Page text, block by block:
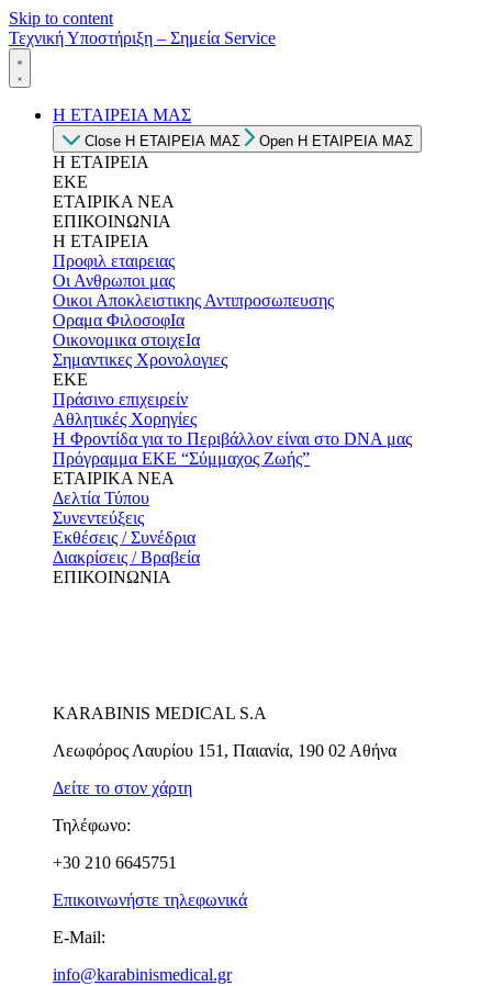
Skip to content
Τεχνική Υποστήριξη – Σημεία Service
Η ΕΤΑΙΡΕΙΑ ΜΑΣ
Close Η ΕΤΑΙΡΕΙΑ ΜΑΣ Open Η ΕΤΑΙΡΕΙΑ ΜΑΣ
Η ΕΤΑΙΡΕΙΑ
ΕΚΕ
ΕΤΑΙΡΙΚΑ ΝΕΑ
ΕΠΙΚΟΙΝΩΝΙΑ
Η ΕΤΑΙΡΕΙΑ
Προφιλ εταιρειας
Οι Ανθρωποι μας
Οικοι Αποκλειστικης Αντιπροσωπευσης
Οραμα ΦιλοσοφΙα
Οικονομικα στοιχεΙα
Σημαντικες Χρονολογιες
ΕΚΕ
Πράσινο επιχειρείν
Αθλητικές Χορηγίες
Η Φροντίδα για το Περιβάλλον είναι στο DNA μας
Πρόγραμμα ΕΚΕ “Σύμμαχος Ζωής”
ΕΤΑΙΡΙΚΑ ΝΕΑ
Δελτία Τύπου
Συνεντεύξεις
Εκθέσεις / Συνέδρια
Διακρίσεις / Βραβεία
ΕΠΙΚΟΙΝΩΝΙΑ
KARABINIS MEDICAL S.A
Λεωφόρος Λαυρίου 151, Παιανία, 190 02 Αθήνα
Δείτε το στον χάρτη
Τηλέφωνο:
+30 210 6645751
Επικοινωνήστε τηλεφωνικά
E-Mail:
info@karabinismedical.gr